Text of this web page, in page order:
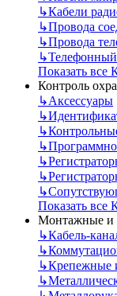
↳Кабели
↳Провода
↳Провода
↳
Показать все
Контроль
↳Аксессуары
↳
↳
↳
↳
↳
↳
Показать все
Монтажные и
↳Кабель-
↳
↳Крепежные
↳